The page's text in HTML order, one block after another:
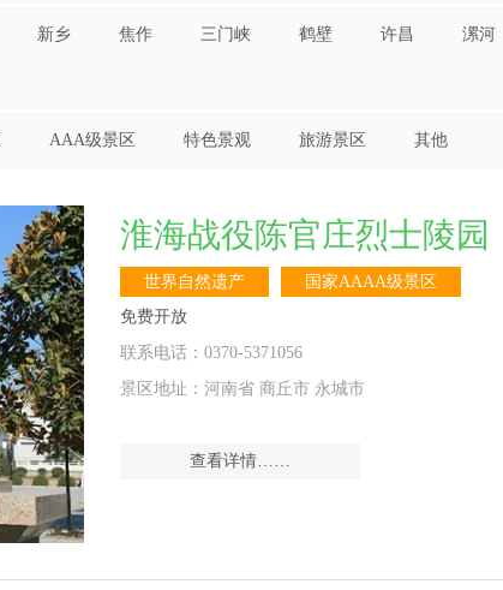
新乡 焦作 三门峡 鹤壁 许昌 漯河
AAA级景区 特色景观 旅游景区 其他
淮海战役陈官庄烈士陵园
世界自然遗产
国家AAAA级景区
免费开放
联系电话：0370-5371056
景区地址：河南省 商丘市 永城市
查看详情……